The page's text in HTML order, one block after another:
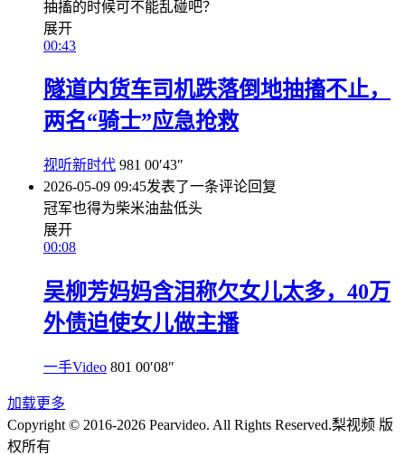
抽搐的时候可不能乱碰吧？
展开
00:43
隧道内货车司机跌落倒地抽搐不止，
两名“骑士”应急抢救
视听新时代 981 00′43″
2026-05-09 09:45发表了一条评论回复
冠军也得为柴米油盐低头
展开
00:08
吴柳芳妈妈含泪称欠女儿太多，40万
外债迫使女儿做主播
一手Video 801 00′08″
加载更多
Copyright © 2016-2026 Pearvideo. All Rights Reserved.梨视频 版
权所有